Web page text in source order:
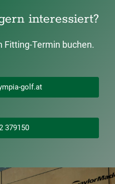
interessiert?
Fitting-Termin buchen.
golf.at
379150